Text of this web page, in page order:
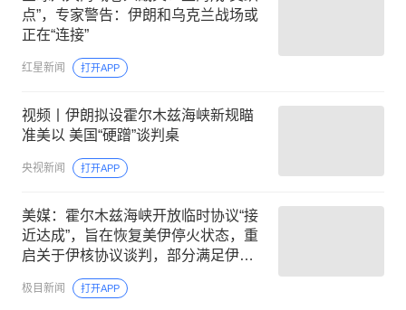
点”，专家警告：伊朗和乌克兰战场或
正在“连接”
红星新闻 打开APP
视频丨伊朗拟设霍尔木兹海峡新规瞄
准美以 美国“硬蹭”谈判桌
央视新闻 打开APP
美媒：霍尔木兹海峡开放临时协议“接
近达成”，旨在恢复美伊停火状态，重
启关于伊核协议谈判，部分满足伊朗
对海峡通行拥有更大控制权
极目新闻 打开APP